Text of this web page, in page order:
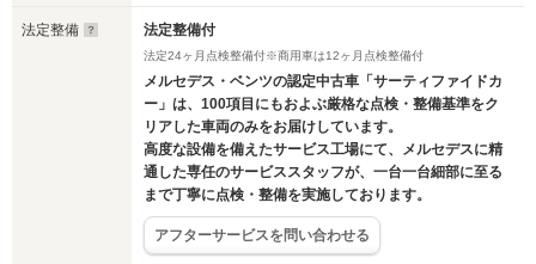
法定整備 法定整備付
法定24ヶ月点検整備付※商用車は12ヶ月点検整備付
メルセデス・ベンツの認定中古車「サーティファイドカ
ー」は、100項目にもおよぶ厳格な点検・整備基準をク
リアした車両のみをお届けしています。
高度な設備を備えたサービス工場にて、メルセデスに精
通した専任のサービススタッフが、一台一台細部に至る
まで丁寧に点検・整備を実施しております。
アフターサービスを問い合わせる